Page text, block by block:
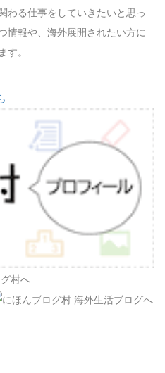
わる仕事をしていきたいと思っ
情報や、海外展開されたい方に
す。